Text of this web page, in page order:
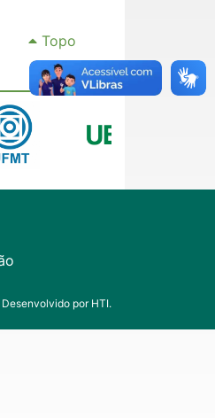
Topo
Desenvolvido por HTI.